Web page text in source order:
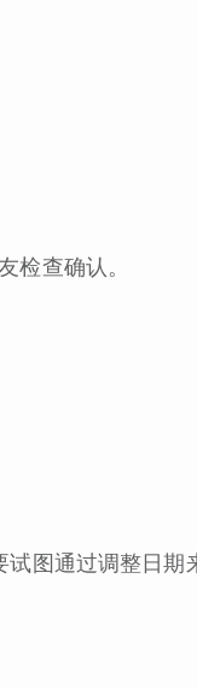
检查确认。
图通过调整日期